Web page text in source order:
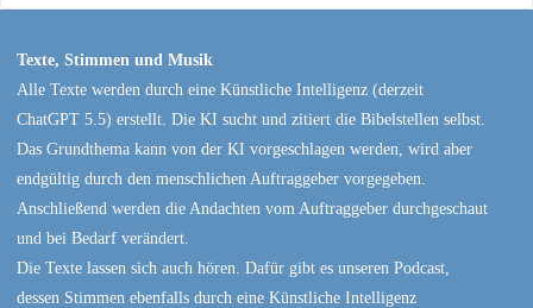
Texte, Stimmen und Musik
Alle Texte werden durch eine Künstliche Intelligenz (derzeit
ChatGPT 5.5) erstellt. Die KI sucht und zitiert die Bibelstellen selbst.
Das Grundthema kann von der KI vorgeschlagen werden, wird aber
endgültig durch den menschlichen Auftraggeber vorgegeben.
Anschließend werden die Andachten vom Auftraggeber durchgeschaut
und bei Bedarf verändert.
Die Texte lassen sich auch hören. Dafür gibt es unseren Podcast,
dessen Stimmen ebenfalls durch eine Künstliche Intelligenz